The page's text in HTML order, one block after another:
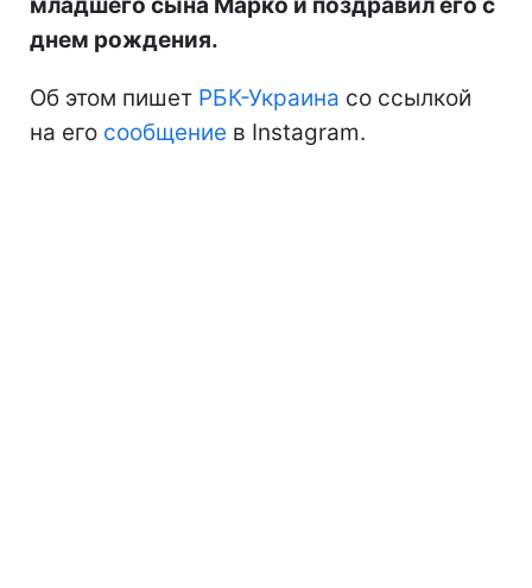
днем рождения.
Об этом пишет РБК-Украина со ссылкой
на его сообщение в Instagram.